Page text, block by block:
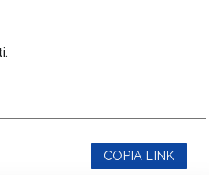
COPIA LINK